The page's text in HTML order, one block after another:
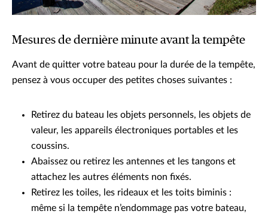
Mesures de dernière minute avant la tempête
Avant de quitter votre bateau pour la durée de la tempête,
pensez à vous occuper des petites choses suivantes :
Retirez du bateau les objets personnels, les objets de
valeur, les appareils électroniques portables et les
coussins.
Abaissez ou retirez les antennes et les tangons et
attachez les autres éléments non fixés.
Retirez les toiles, les rideaux et les toits biminis :
même si la tempête n’endommage pas votre bateau,